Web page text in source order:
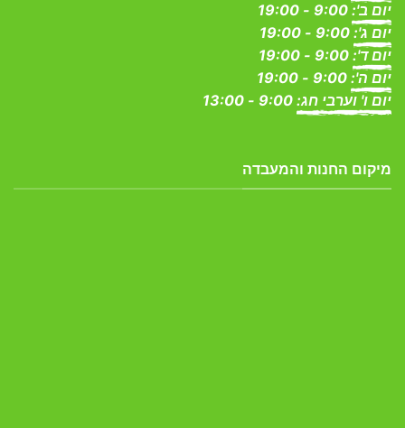
יום ב':
יום ג':
יום ד':
יום ה':
יום ו' וערבי חג:
מיקום החנות והמעבדה